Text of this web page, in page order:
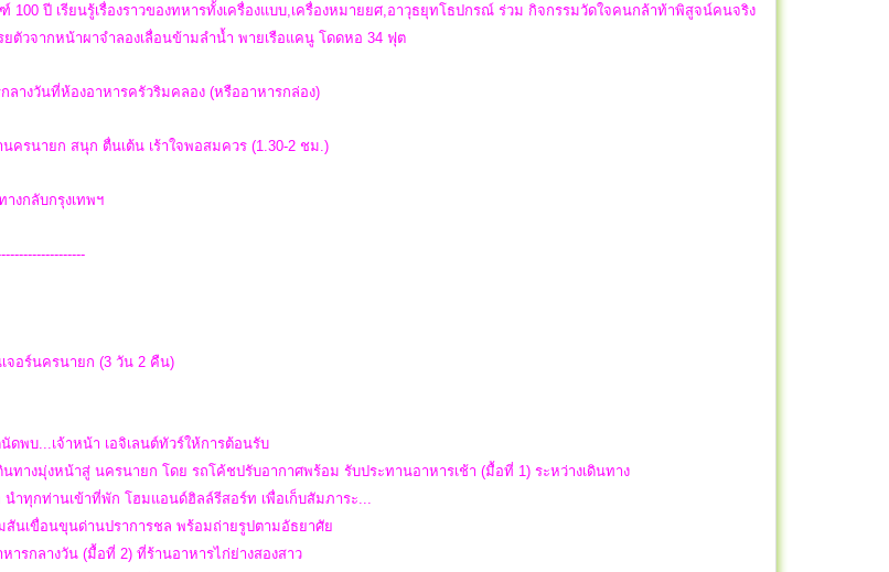
ปี เรียนรู้เรื่องราวของทหารทั้งเครื่องแบบ,เครื่องหมายยศ,อาวุธยุทโธปกรณ์ ร่วม กิจกรรมวัดใจคนกล้าท้าพิสูจน์คนจริง
ตัวจากหน้าผาจำลองเลื่อนข้ามลำน้ำ พายเรือแคนู โดดหอ 34 ฟุต
ลางวันที่ห้องอาหารครัวริมคลอง (หรืออาหารกล่อง)
ครนายก สนุก ตื่นเต้น เร้าใจพอสมควร (1.30-2 ชม.)
างกลับกรุงเทพฯ
จอร์นครนายก (3 วัน 2 คืน)
พบ...เจ้าหน้า เอจิเลนต์ทัวร์ให้การต้อนรับ
ทางมุ่งหน้าสู่ นครนายก โดย รถโค้ชปรับอากาศพร้อม รับประทานอาหารเช้า (มื้อที่ 1) ระหว่างเดินทาง
นำทุกท่านเข้าที่พัก โฮมแอนด์ฮิลล์รีสอร์ท เพื่อเก็บสัมภาระ...
นเขื่อนขุนด่านปราการชล พร้อมถ่ายรูปตามอัธยาศัย
ารกลางวัน (มื้อที่ 2) ที่ร้านอาหารไก่ย่างสองสาว